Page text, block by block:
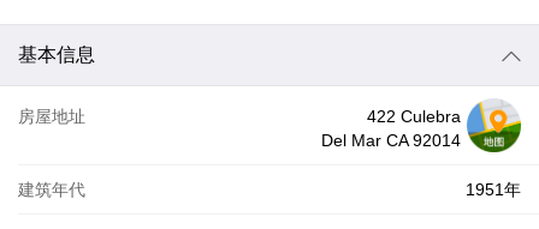
基本信息
房屋地址
422 Culebra
Del Mar CA 92014
建筑年代 1951年